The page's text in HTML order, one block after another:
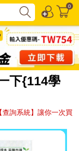
0
下{114學
詢系統】讓你一次買